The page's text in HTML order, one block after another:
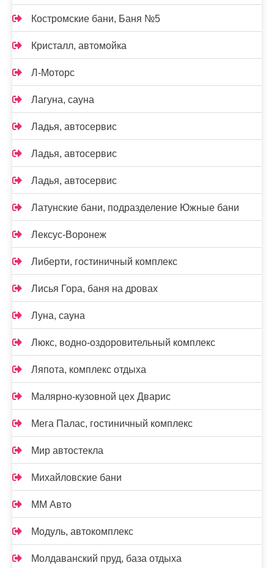
Костромские бани, Баня №5
Кристалл, автомойка
Л-Моторс
Лагуна, сауна
Ладья, автосервис
Ладья, автосервис
Ладья, автосервис
Латунские бани, подразделение Южные бани
Лексус-Воронеж
Либерти, гостиничный комплекс
Лисья Гора, баня на дровах
Луна, сауна
Люкс, водно-оздоровительный комплекс
Ляпота, комплекс отдыха
Малярно-кузовной цех Дварис
Мега Палас, гостиничный комплекс
Мир автостекла
Михайловские бани
ММ Авто
Модуль, автокомплекс
Молдаванский пруд, база отдыха